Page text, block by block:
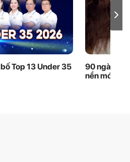
Top 13 Under 35
90 ngày
nền móng